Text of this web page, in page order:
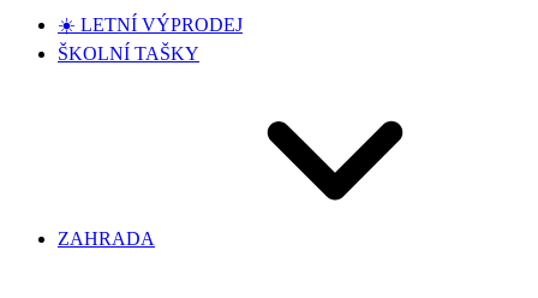
☀️ LETNÍ VÝPRODEJ
ŠKOLNÍ TAŠKY
ZAHRADA